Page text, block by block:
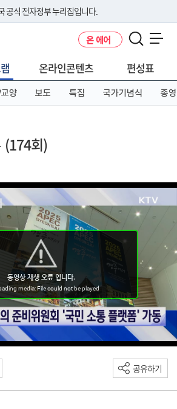
공식 전자정부 누리집입니다.
기
다른 도메인 주소를 사용하고 있다면 아래 URL에
보세요
온 에어
온라인콘텐츠 편성표
양 보도 특집 국가기념식 종영
(174회)
공유하기